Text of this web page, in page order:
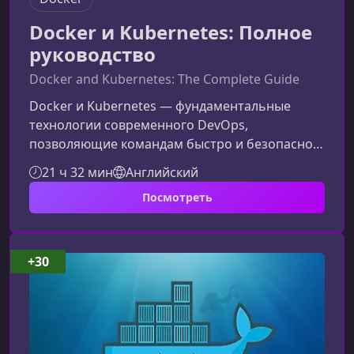
Docker и Kubernetes: Полное
руководство
Docker and Kubernetes: The Complete Guide
Docker и Kubernetes — фундаментальные
технологии современного DevOps,
позволяющие командам быстро и безопасно
создавать, тестировать и развертывать
приложения. В этом материале вы узнаете, как
курс поможет овладеть контейнеризацией,
построением производственных
Kubernetes‑кластеров с нуля.Чему вы
научитесь на курсеКурс объединяет
практические навыки, необходимые
инженерам DevOps, backend‑разработчикам и
21 ч 32 мин Английский
Посмотреть
+30